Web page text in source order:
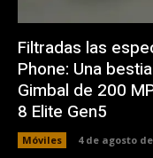
Filtradas las
Phone: Una
Gimbal de 200
8 Elite Gen5
Móviles 4 de agosto de